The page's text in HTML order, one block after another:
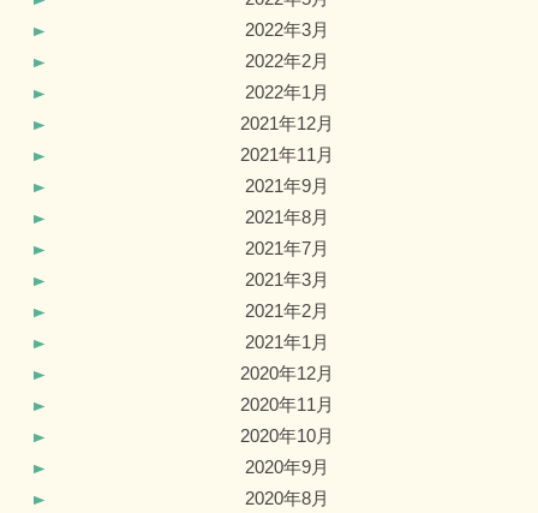
2022年3月
2022年2月
2022年1月
2021年12月
2021年11月
2021年9月
2021年8月
2021年7月
2021年3月
2021年2月
2021年1月
2020年12月
2020年11月
2020年10月
2020年9月
2020年8月